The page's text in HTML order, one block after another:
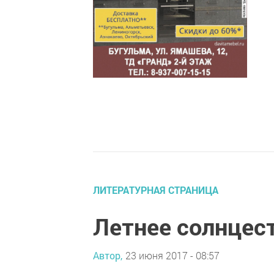
ЛИТЕРАТУРНАЯ СТРАНИЦА
Летнее
Автор, 23 июня 2017 - 08:57